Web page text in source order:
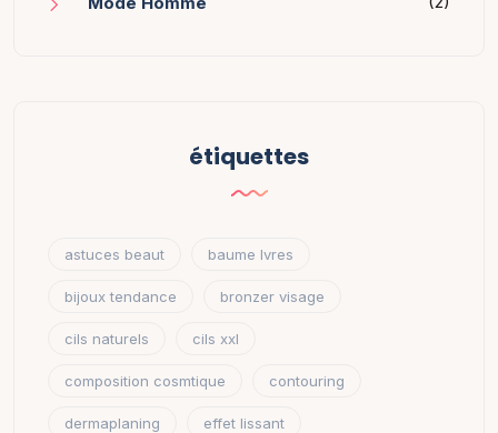
étiquettes
astuces beaut baume lvres
bijoux tendance bronzer visage
cils naturels cils xxl
composition cosmtique contouring
dermaplaning effet lissant